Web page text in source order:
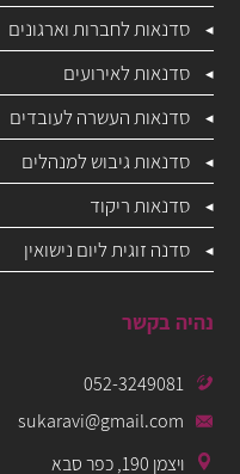
סדנאות לחברות וארגונים
סדנאות לאירועים
סדנאות העשרה לעובדים
סדנאות גיבוש למנהלים
סדנאות ריקוד
סדנה זוגית ליום נישואין
נהיה בקשר
052-3249081
sukaravi@gmail.com
ויצמן 190, כפר סבא